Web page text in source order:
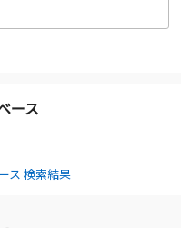
ース
ス 検索結果